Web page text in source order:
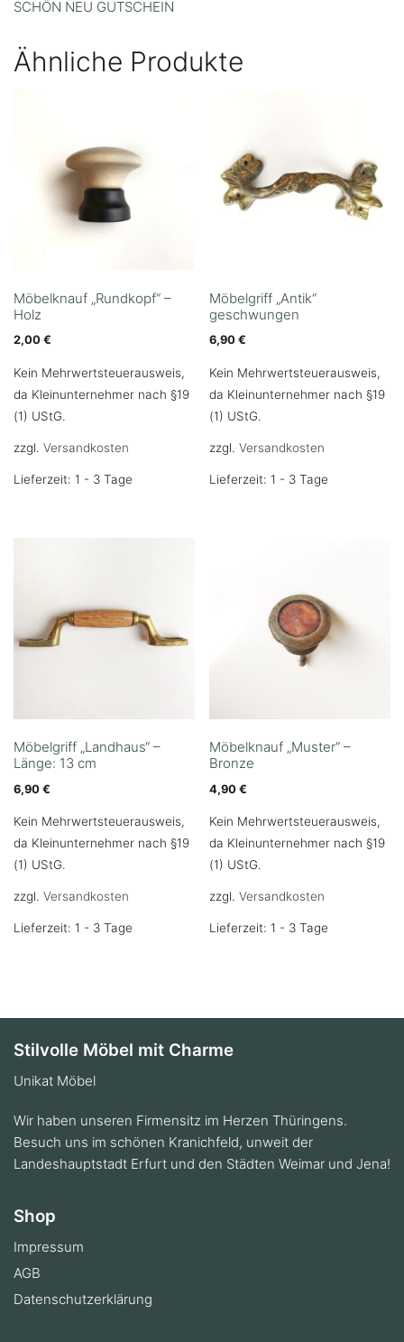
SCHÖN NEU GUTSCHEIN
Ähnliche Produkte
Möbelknauf „Rundkopf“ –
Holz
2,00 €
Kein Mehrwertsteuerausweis,
da Kleinunternehmer nach §19
(1) UStG.
zzgl. Versandkosten
Lieferzeit: 1 - 3 Tage
Möbelgriff „Antik“
geschwungen
6,90€
Kein Mehrwertsteuerausweis,
da Kleinunternehmer nach §19
(1) UStG.
zzgl.Versandkosten
Lieferzeit: 1 - 3 Tage
Möbelgriff „Landhaus“ –
Länge: 13 cm
6,90 €
Kein Mehrwertsteuerausweis,
da Kleinunternehmer nach §19
(1) UStG.
zzgl. Versandkosten
Lieferzeit: 1 - 3 Tage
Möbelknauf „Muster“ –
Bronze
4,90€
Kein Mehrwertsteuerausweis,
da Kleinunternehmer nach §19
(1) UStG.
zzgl.Versandkosten
Lieferzeit: 1 - 3 Tage
Stilvolle Möbel mit Charme
Unikat Möbel
Wir haben unseren Firmensitz im Herzen Thüringens.
Besuch uns im schönen Kranichfeld, unweit der
Landeshauptstadt Erfurt und den Städten Weimar und Jena!
Shop
Impressum
AGB
Datenschutzerklärung